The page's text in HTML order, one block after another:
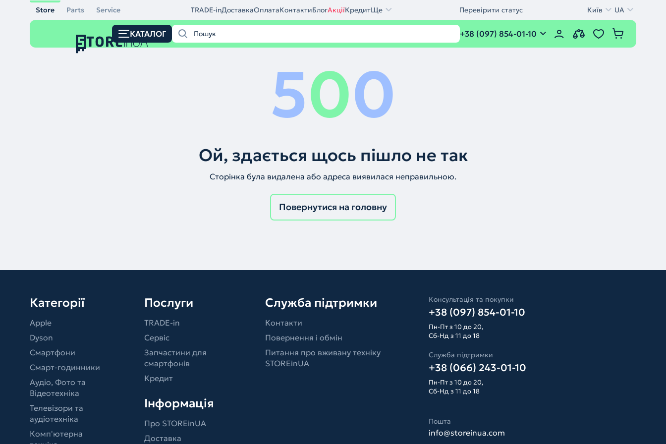
Store Parts Service TRADE-inДоставкаОплатаКонтактиБлогАкціїКредитЩе Перевірити статус Київ UA
КАТАЛОГ +38 (097) 854-01-10
500
Ой, здається щось пішло не так
Сторінка була видалена або адреса виявилася неправильною.
Повернутися на головну
Категорії
Apple
Dyson
Смартфони
Смарт-годинники
Аудіо, Фото та
Відеотехніка
Телевізори та
аудіотехніка
Комп'ютерна
Послуги
TRADE-in
Сервіс
Запчастини для
смартфонів
Кредит
Інформація
Про STOREinUA
Доставка
Служба підтримки
Контакти
Повернення і обмін
Питання про вживану техніку
STOREinUA
Консультація та покупки
+38 (097) 854-01-10
Пн-Пт з 10 до 20,
Сб-Нд з 11 до 18
Служба підтримки
+38 (066) 243-01-10
Пн-Пт з 10 до 20,
Сб-Нд з 11 до 18
Пошта
info@storeinua.com